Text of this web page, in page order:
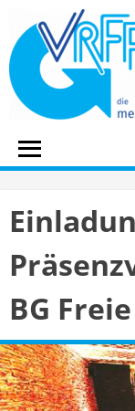
content
BG